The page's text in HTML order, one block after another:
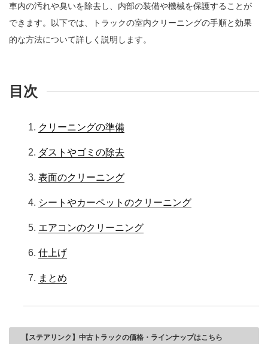
車内の汚れや臭いを除去し、内部の装備や機械を保護することが
できます。以下では、トラックの室内クリーニングの手順と効果
的な方法について詳しく説明します。
目次
クリーニングの準備
ダストやゴミの除去
表面のクリーニング
シートやカーペットのクリーニング
エアコンのクリーニング
仕上げ
まとめ
【ステアリンク】中古トラックの価格・ラインナップはこちら